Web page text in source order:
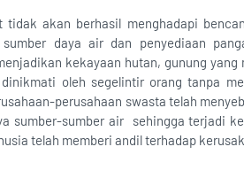
tidak akan berhasil menghadapi
daya air dan penyediaan
kekayaan hutan, gunung
oleh segelintir orang tanpa
perusahaan swasta telah
sumber-sumber air sehingga terjadi
telah memberi andil terhadap